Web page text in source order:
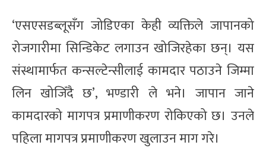
‘एसएसडब्लूसँग जोडिएका केही व्यक्तिले जापानको
रोजगारीमा सिन्डिकेट लगाउन खोजिरहेका छन्। यस
संस्थामार्फत कन्सल्टेन्सीलाई कामदार पठाउने जिम्मा
लिन खोजिँदै छ’, भण्डारी ले भने। जापान जाने
कामदारको मागपत्र प्रमाणीकरण रोकिएको छ। उनले
पहिला मागपत्र प्रमाणीकरण खुलाउन माग गरे।